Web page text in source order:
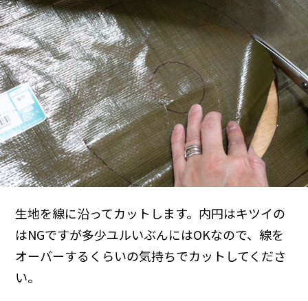
生地を線に沿ってカットします。内円はキツイの
はNGですが多少ユルいぶんにはOKなので、線を
オーバーするくらいの気持ちでカットしてくださ
い。